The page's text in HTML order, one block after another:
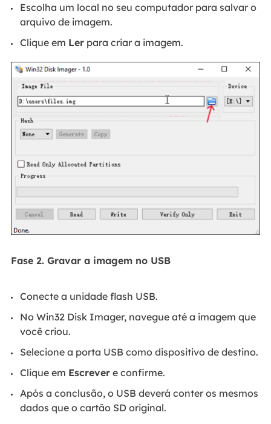
Escolha um local no seu computador para salvar o
arquivo de imagem.
Clique em Lerpara criar a imagem.
Fase 2. Gravar a imagem no USB
Conecte a unidade flash USB.
No Win32 Disk Imager, navegue até a imagem que
você criou.
Selecione a porta USB como dispositivo de destino.
Clique em Escrevere confirme.
Após a conclusão, o USB deverá conter os mesmos
dados que o cartão SD original.